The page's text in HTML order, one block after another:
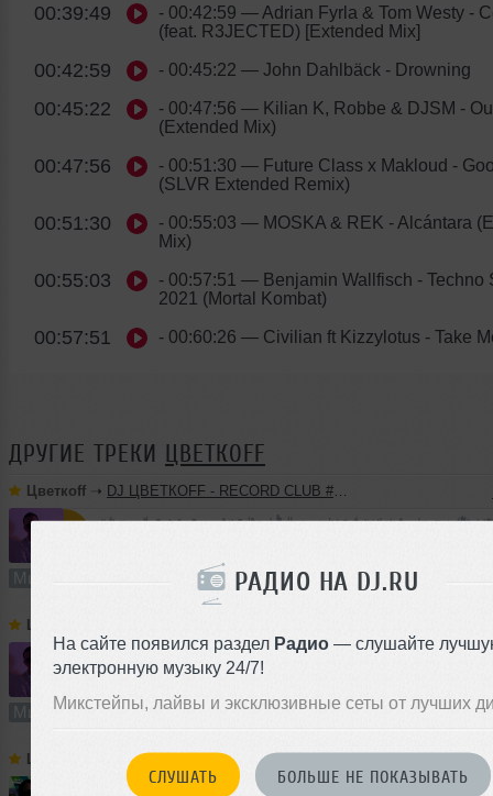
РАДИО НА DJ.RU
На сайте появился раздел Радио — слушайте
электронную музыку 24/7!
Микстейпы, лайвы и эксклюзивные сеты от лучших
СЛУШАТЬ БОЛЬШЕ НЕ ПОКАЗЫВАТЬ
00:39:49 - 00:42:59 — Adrian Fyrla & Tom Westy -
(feat. R3JECTED) [Extended Mix]
00:42:59 - 00:45:22 — John Dahlbäck - Drowning
00:45:22 - 00:47:56 — Kilian K, Robbe & DJSM -
(Extended Mix)
00:47:56 - 00:51:30 — Future Class x Makloud -
(SLVR Extended Remix)
00:51:30 - 00:55:03 — MOSKA & REK - Alcántara
Mix)
00:55:03 - 00:57:51 — Benjamin Wallfisch - Techno
2021 (Mortal Kombat)
00:57:51 - 00:60:26 — Civilian ft Kizzylotus - Take
ДРУГИЕ ТРЕКИ ЦВЕТКОFF
Цветкоff ➝ DJ ЦВЕТКОFF - RECORD CLUB #188 (15-05-2022)
Микс В плейлист (в 4 плейлистах)
Цветкоff
Микс В плейлист
Цветкоff DJ ЦВЕТКОFF - RECORD CLUB #186 (01-05-2022)